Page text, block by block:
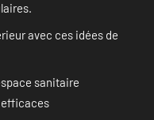
avec ces idées de
sanitaire
efficaces